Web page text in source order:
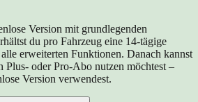
Version mit grundlegenden
du pro Fahrzeug eine 14-tägige
erweiterten Funktionen. Danach kannst
Plus- oder Pro-Abo nutzen möchtest –
Version verwendest.